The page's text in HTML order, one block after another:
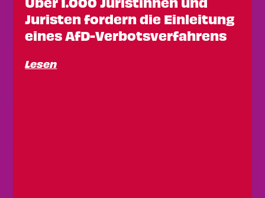
Juristen fordern die Einleitung
eines AfD-Verbotsverfahrens
Lesen